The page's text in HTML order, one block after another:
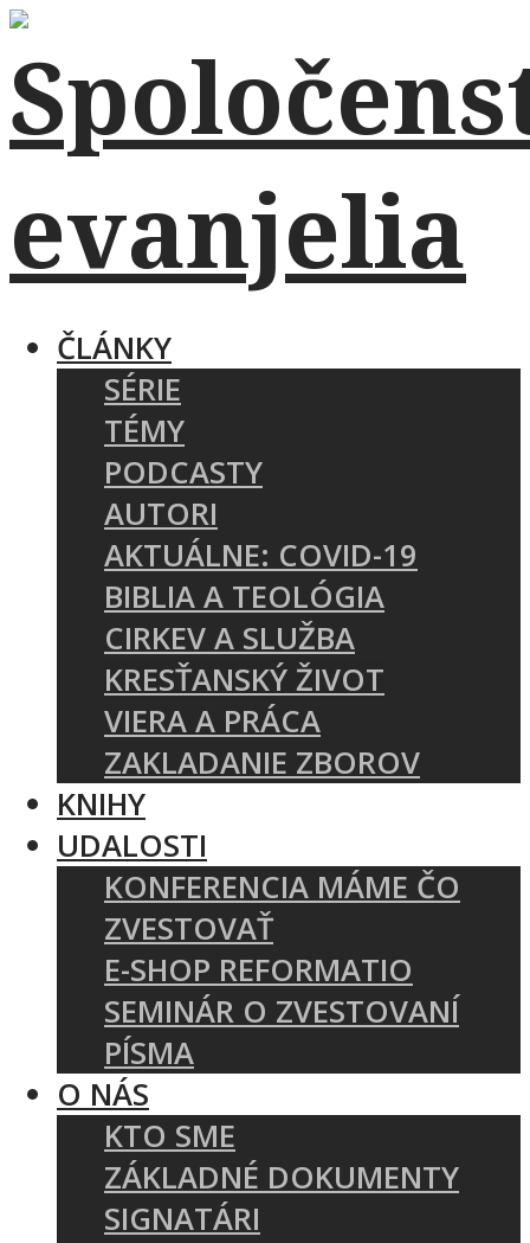
ČLÁNKY
SÉRIE
TÉMY
PODCASTY
AUTORI
AKTUÁLNE: COVID-19
BIBLIA A TEOLÓGIA
CIRKEV A SLUŽBA
KRESŤANSKÝ ŽIVOT
VIERA A PRÁCA
ZAKLADANIE ZBOROV
KNIHY
UDALOSTI
KONFERENCIA MÁME ČO
ZVESTOVAŤ
E-SHOP REFORMATIO
SEMINÁR O ZVESTOVANÍ
PÍSMA
O NÁS
KTO SME
ZÁKLADNÉ DOKUMENTY
SIGNATÁRI